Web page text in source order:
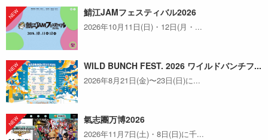
鯖江JAMフェスティバル2026
2026年10月11日(日)・12日(月・...
WILD BUNCH FEST. 2026 ワイルドバンチフ...
2026年8月21日(金)〜23日(日)に...
氣志團万博2026
2026年11月7日(土)・8日(日)に千...